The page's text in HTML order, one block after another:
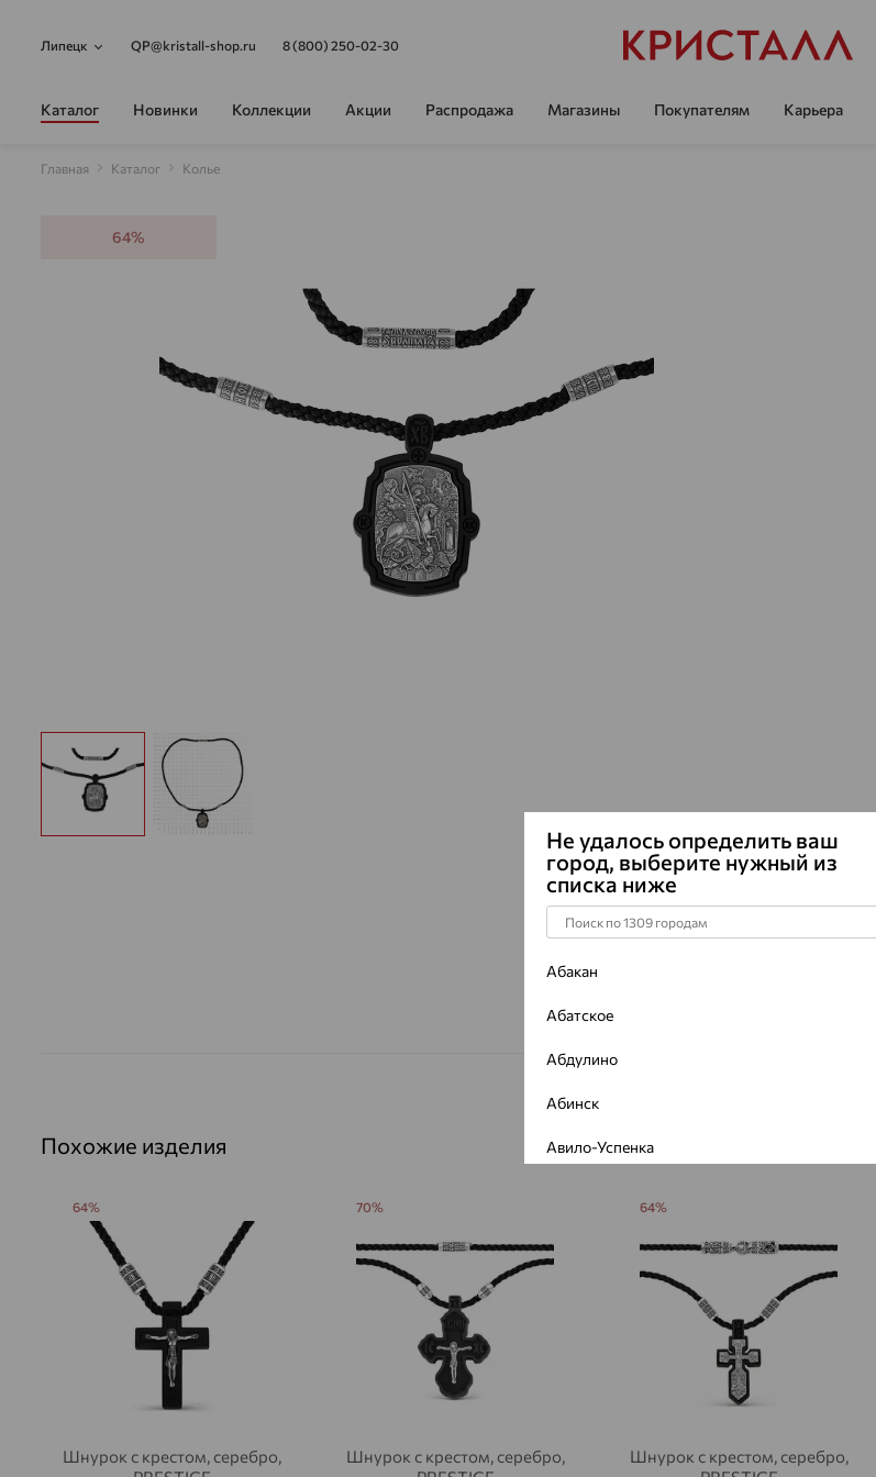
Липецк QP@kristall-shop.ru 8 (800) 250-02-30
Каталог Новинки Коллекции Акции Распродажа Магазины Покупателям Карьера
Главная Каталог Колье
64%
Похожие изделия
Шнурок с крестом, серебро,
64%
Шнурок с крестом, серебро,
70%
Шнурок с крестом, серебро,
64%
Не удалось определить ваш
город, выберите нужный из
списка ниже
Абакан
Абатское
Абдулино
Абинск
Авило-Успенка
Азов